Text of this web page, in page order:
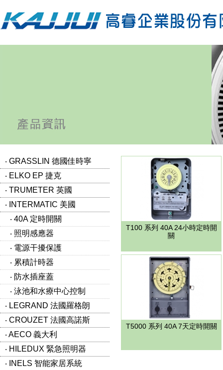
‧ GRASSLIN 德國佳時寧
‧ ELKO EP 捷克
‧ TRUMETER 英國
‧ INTERMATIC 美國
‧ 40A 定時開關
‧ 照明感應器
‧ 電源干擾保護
‧ 累積計時器
‧ 防水插座蓋
‧ 泳池和水療中心控制
‧ LEGRAND 法國羅格朗
‧ CROUZET 法國高諾斯
‧ AECO 義大利
‧ HILEDUX 緊急照明器
‧ INELS 智能家居系統
T100 系列 40A 24小時定時開
關
T5000 系列 40A 7天定時開關